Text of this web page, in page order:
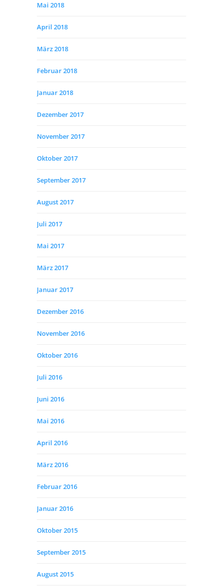
Mai 2018
April 2018
März 2018
Februar 2018
Januar 2018
Dezember 2017
November 2017
Oktober 2017
September 2017
August 2017
Juli 2017
Mai 2017
März 2017
Januar 2017
Dezember 2016
November 2016
Oktober 2016
Juli 2016
Juni 2016
Mai 2016
April 2016
März 2016
Februar 2016
Januar 2016
Oktober 2015
September 2015
August 2015